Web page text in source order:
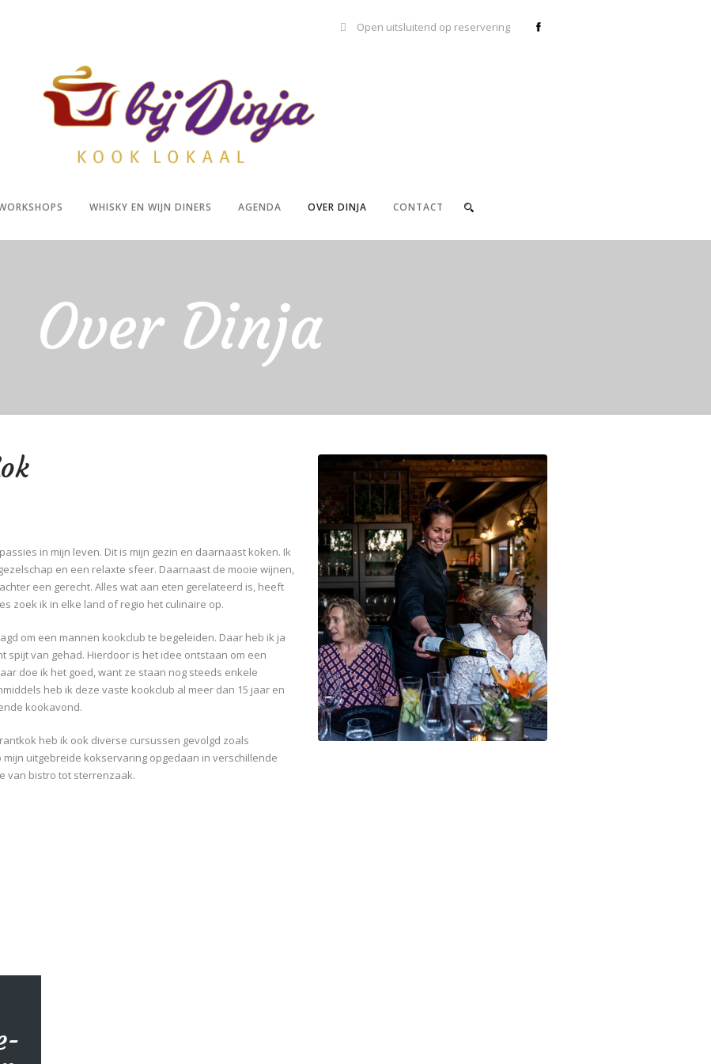
Open uitsluitend op reservering
WHISKY EN WIJN DINERS AGENDA OVER DINJA CONTACT
Over Dinja
in mijn leven. Dit is mijn gezin en daarnaast koken. Ik
en een relaxte sfeer. Daarnaast de mooie wijnen,
een gerecht. Alles wat aan eten gerelateerd is, heeft
zoek ik in elke land of regio het culinaire op.
om een mannen kookclub te begeleiden. Daar heb ik ja
spijt van gehad. Hierdoor is het idee ontstaan om een
doe ik het goed, want ze staan nog steeds enkele
heb ik deze vaste kookclub al meer dan 15 jaar en
kookavond.
heb ik ook diverse cursussen gevolgd zoals
mijn uitgebreide kokservaring opgedaan in verschillende
van bistro tot sterrenzaak.